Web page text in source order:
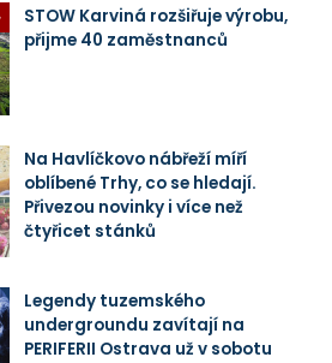
STOW Karviná rozšiřuje výrobu,
přijme 40 zaměstnanců
Na Havlíčkovo nábřeží míří
oblíbené Trhy, co se hledají.
Přivezou novinky i více než
čtyřicet stánků
Legendy tuzemského
undergroundu zavítají na
PERIFERII Ostrava už v sobotu